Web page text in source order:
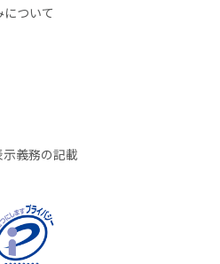
ついて
義務の記載